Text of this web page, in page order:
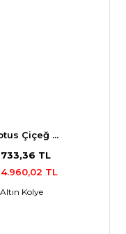
Çiçeğ ...
TL
TL